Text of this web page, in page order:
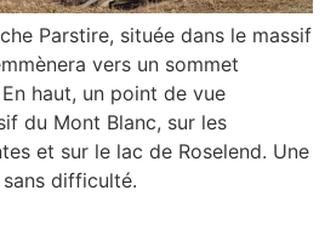
Parstire, située dans le massif
vers un sommet
haut, un point de vue
du Mont Blanc, sur les
et sur le lac de Roselend. Une
difficulté.